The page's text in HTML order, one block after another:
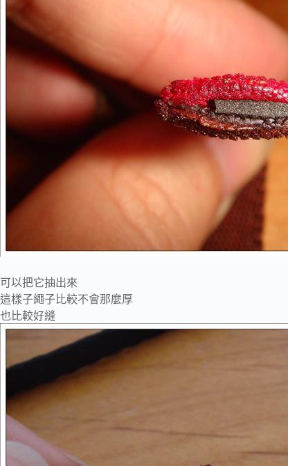
可以把它抽出來
這樣子繩子比較不會那麼厚
也比較好縫